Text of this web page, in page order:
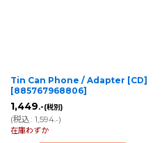
Tin Can Phone / Adapter [CD]
[885767968806]
1,449.-(税別)
(税込: 1,594.-)
在庫わずか